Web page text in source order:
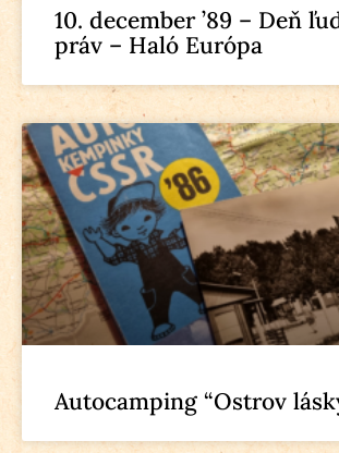
10. december ’89 – Deň
práv – Haló Európa
Autocamping “Ostrov